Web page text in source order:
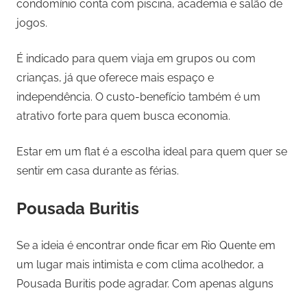
condomínio conta com piscina, academia e salão de
jogos.
É indicado para quem viaja em grupos ou com
crianças, já que oferece mais espaço e
independência. O custo-benefício também é um
atrativo forte para quem busca economia.
Estar em um flat é a escolha ideal para quem quer se
sentir em casa durante as férias.
Pousada Buritis
Se a ideia é encontrar onde ficar em Rio Quente em
um lugar mais intimista e com clima acolhedor, a
Pousada Buritis pode agradar. Com apenas alguns